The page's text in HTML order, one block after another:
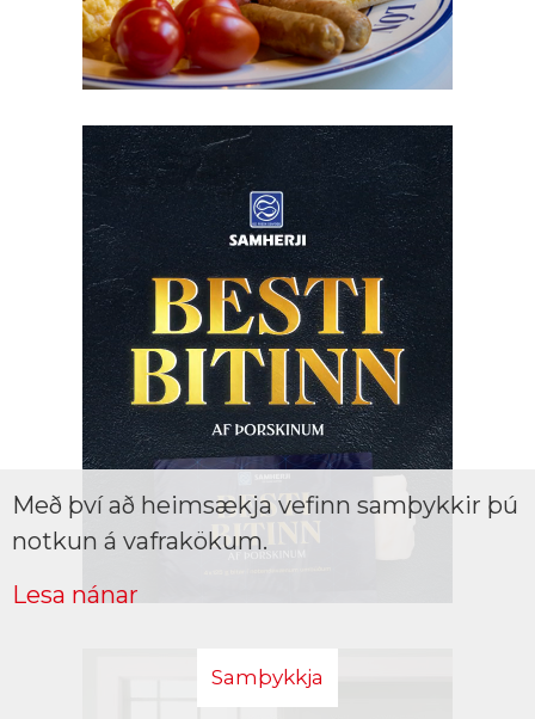
Með því að heimsækja vefinn samþykkir þú
notkun á vafrakökum.
Lesa nánar
Samþykkja